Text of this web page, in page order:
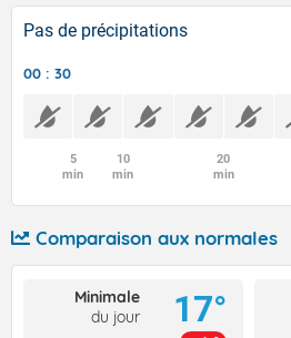
Pas de précipitations
00 : 30
5
min
10
min
20
min
Comparaison aux normales
Minimale
du jour
17°